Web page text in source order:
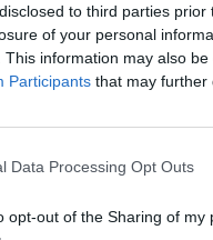
to third parties
of your personal
This information may also
Participants that may further
Data Processing Opt Outs
opt-out of the Sharing of my